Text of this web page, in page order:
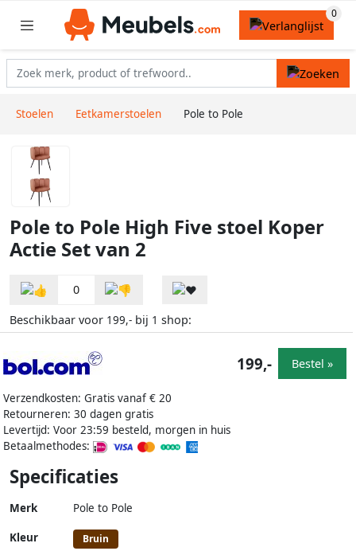
Stoelen Eetkamerstoelen Pole to Pole
Pole to Pole High Five stoel Koper
Actie Set van 2
0
Beschikbaar voor 199,- bij 1 shop:
Verzendkosten: Gratis vanaf € 20
Retourneren: 30 dagen gratis
Levertijd: Voor 23:59 besteld, morgen in huis
Betaalmethodes:
199,- Bestel »
Specificaties
Merk Pole to Pole
Kleur Bruin